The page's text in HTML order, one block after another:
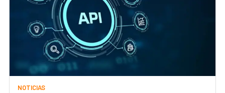
NOTICIAS